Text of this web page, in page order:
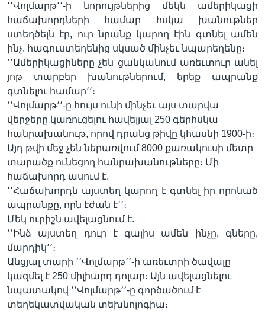
՚՚Վոլմարթ՚՚-ի նորույթներից մեկն ամերիկացի
հաճախորդների համար հսկա խանութներ
ստեղծելն էր, ուր նրանք կարող էին գտնել ամեն
ինչ. հագուստեղենից սկսած մինչեւ նպարեղենը։
՚՚Ամերիկացիները չեն ցանկանում առեւտուր անել
յոթ տարբեր խանութներում, երեք ապրանք
գտնելու համար՚՚։
՚՚Վոլմարթ՚՚-ը հույս ունի մինչեւ այս տարվա
վերջերը կառուցելու հավելյալ 250 գերհսկա
հանրախանութ, որով դրանց թիվը կհասնի 1900-ի։
Այդ թվի մեջ չեն ներառվում 8000 քառակուսի մետր
տարածք ունեցող հանրախանութները։ Մի
հաճախորդ ասում է.
՚՚Հաճախորդն այստեղ կարող է գտնել իր որոնած
ապրանքը, որն էժան է՚՚։
Մեկ ուրիշն ավելացնում է.
՚՚Ինձ այստեղ դուր է գալիս ամեն ինչը, գները,
մարդիկ՚՚։
Անցյալ տարի ՚՚Վոլմարթ՚՚-ի առեւտրի ծավալը
կազմել է 250 միլիարդ դոլար։ Այն ավելացնելու
նպատակով ՚՚Վոլմարթ՚՚-ը գործածում է
տեղեկատվական տեխնոլոգիա։